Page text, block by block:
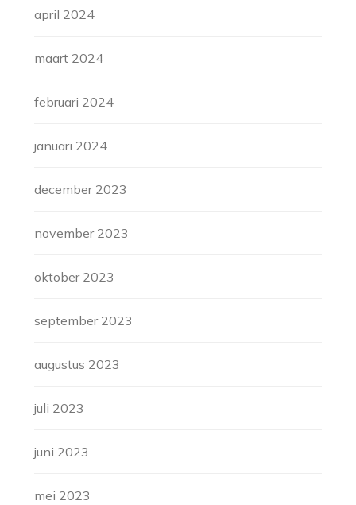
april 2024
maart 2024
februari 2024
januari 2024
december 2023
november 2023
oktober 2023
september 2023
augustus 2023
juli 2023
juni 2023
mei 2023